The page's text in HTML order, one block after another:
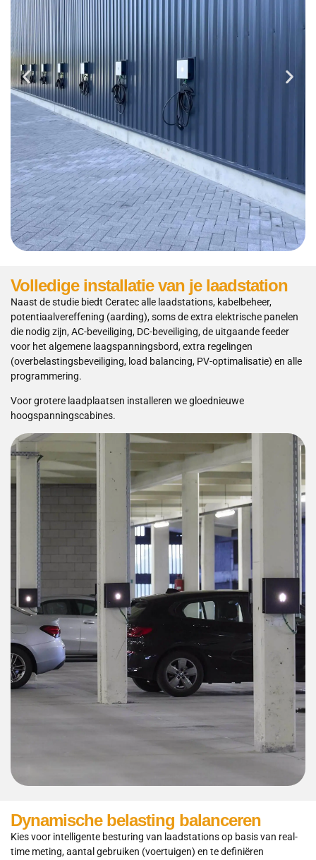
Volledige installatie van je laadstation
Naast de studie biedt Ceratec alle laadstations, kabelbeheer,
potentiaalvereffening (aarding), soms de extra elektrische panelen
die nodig zijn, AC-beveiliging, DC-beveiliging, de uitgaande feeder
voor het algemene laagspanningsbord, extra regelingen
(overbelastingsbeveiliging, load balancing, PV-optimalisatie) en alle
programmering.
Voor grotere laadplaatsen installeren we gloednieuwe
hoogspanningscabines.
Dynamische belasting balanceren
Kies voor intelligente besturing van laadstations op basis van real-
time meting, aantal gebruiken (voertuigen) en te definiëren